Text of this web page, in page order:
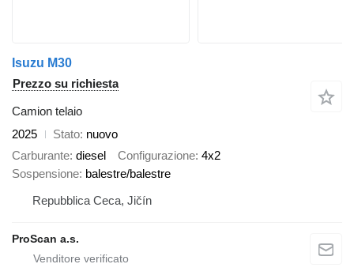
Isuzu M30
Prezzo su richiesta
Camion telaio
2025
Stato nuovo
Carburante diesel Configurazione 4x2
Sospensione balestre/balestre
Repubblica Ceca, Jičín
ProScan a.s.